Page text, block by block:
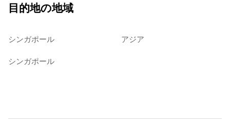
目的地の地域
シンガポール アジア
シンガポール